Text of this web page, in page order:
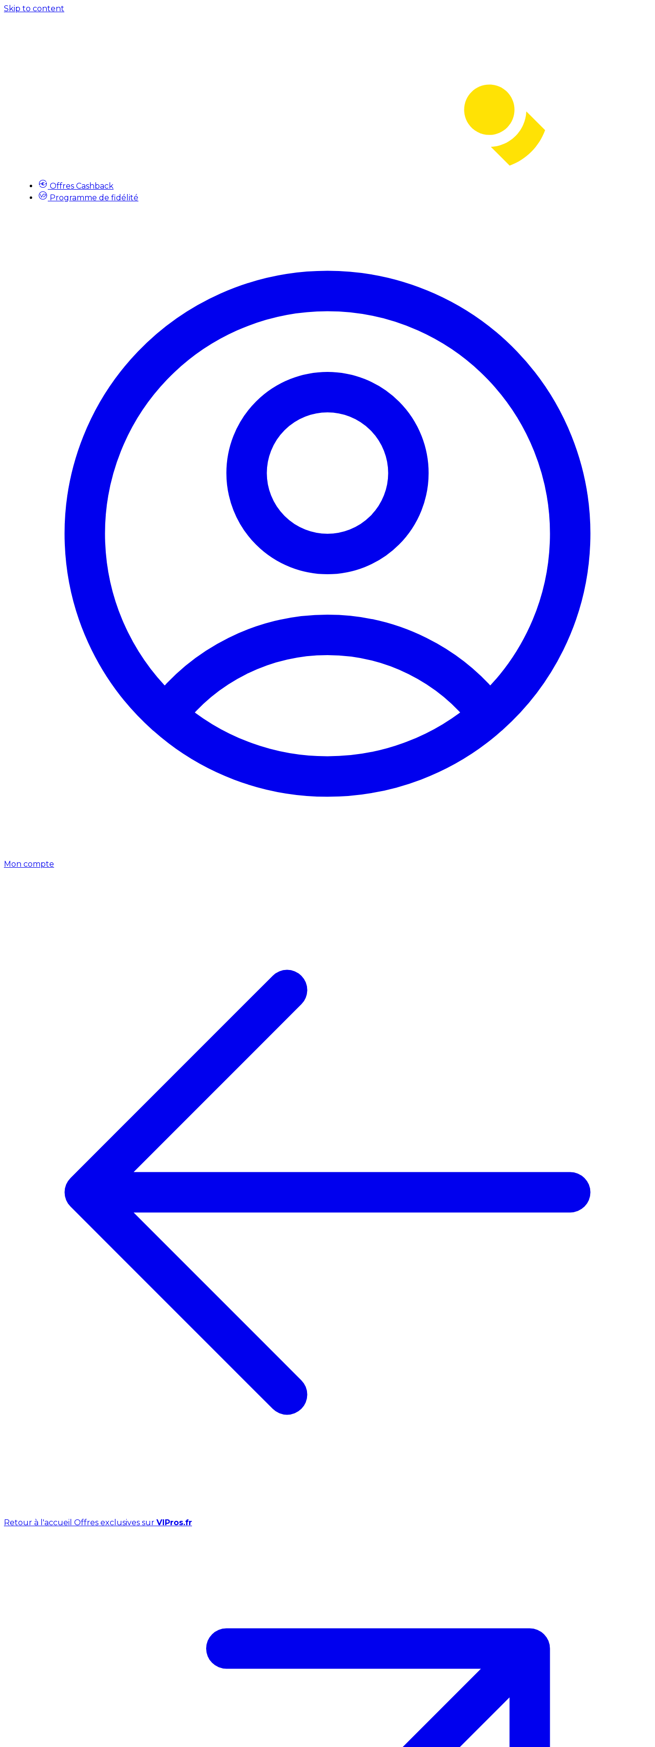
Skip to content
Offres Cashback
Programme de fidélité
Mon compte
Retour à l'accueil Offres exclusives sur VIPros.fr